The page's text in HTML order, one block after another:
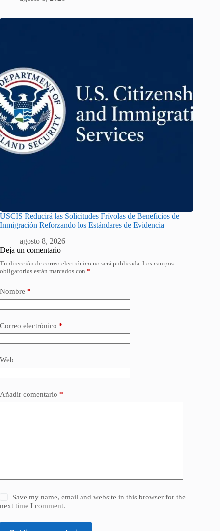
USCIS Reducirá las Solicitudes Frívolas de Beneficios de
Inmigración Reforzando los Estándares de Evidencia
agosto 8, 2026
Deja un comentario
Tu dirección de correo electrónico no será publicada. Los campos
obligatorios están marcados con *
Nombre *
Correo electrónico *
Web
Añadir comentario *
Save my name, email and website in this browser for the
next time I comment.